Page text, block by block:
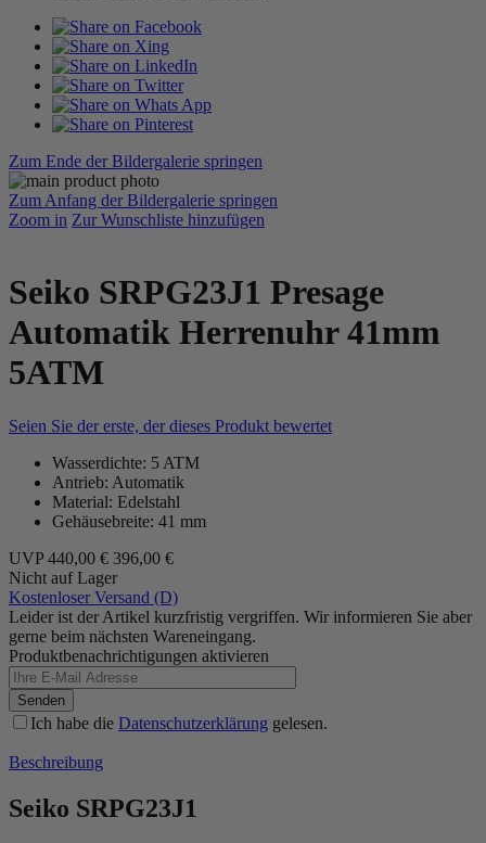
Zum Ende der Bildergalerie springen
Zum Anfang der Bildergalerie springen
Zoom in Zur Wunschliste hinzufügen
Seiko SRPG23J1 Presage
Automatik Herrenuhr 41mm
5ATM
Seien Sie der erste, der dieses Produkt bewertet
Wasserdichte: 5 ATM
Antrieb: Automatik
Material: Edelstahl
Gehäusebreite: 41 mm
UVP 440,00 € 396,00 €
Nicht auf Lager
Kostenloser Versand (D)
Leider ist der Artikel kurzfristig vergriffen. Wir informieren Sie aber
gerne beim nächsten Wareneingang.
Produktbenachrichtigungen aktivieren
Senden
Ich habe die Datenschutzerklärung gelesen.
Beschreibung
Seiko SRPG23J1